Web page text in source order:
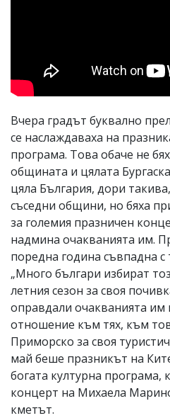
Вчера градът буквално
се наслаждаваха на
програма. Това обаче не
общината и цялата
цяла България, дори
съседни общини, но бяха
за големия празничен
надмина очакванията им.
поредна година съвпадна с
„Много българи избират
летния сезон за своя
оправдали очакванията им
отношение към тях, към
Приморско за своя
май беше празникът на
богата културна програма,
концерт на Михаела
кметът.